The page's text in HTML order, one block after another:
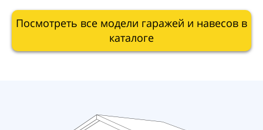
Посмотреть все модели гаражей и навесов в
каталоге